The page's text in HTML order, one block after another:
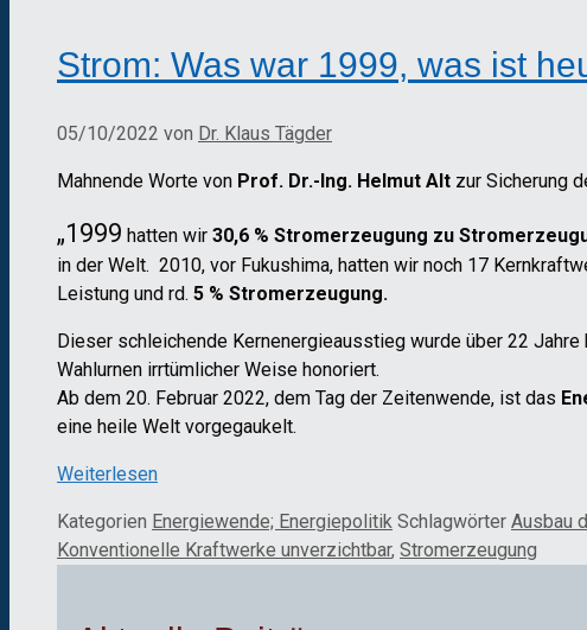
Strom: Was war 1999, was ist
05/10/2022 von Dr. Klaus Tägder
Mahnende Worte von Prof. Dr.-Ing. Helmut Alt zur Sicherung
„1999 hatten wir 30,6 % Stromerzeugung zu
in der Welt. 2010, vor Fukushima, hatten wir noch 17
Leistung und rd. 5 % Stromerzeugung.
Dieser schleichende Kernenergieausstieg wurde über 22
Wahlurnen irrtümlicher Weise honoriert.
Ab dem 20. Februar 2022, dem Tag der Zeitenwende, ist das
eine heile Welt vorgegaukelt.
Weiterlesen
Kategorien Energiewende; Energiepolitik Schlagwörter Ausbau
Konventionelle Kraftwerke unverzichtbar, Stromerzeugung